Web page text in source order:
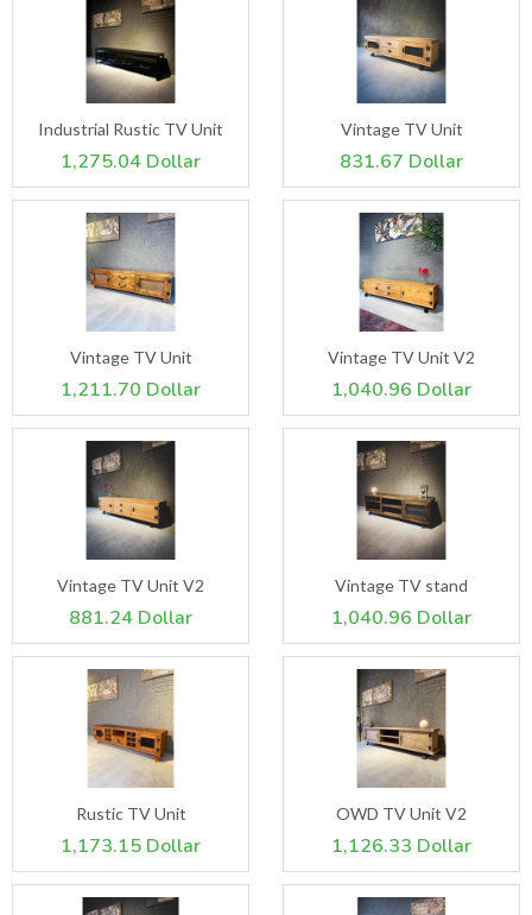
Industrial Rustic TV Unit
1,275.04 Dollar
Vintage TV Unit
831.67 Dollar
Vintage TV Unit
1,211.70 Dollar
Vintage TV Unit V2
1,040.96 Dollar
Vintage TV Unit V2
881.24 Dollar
Vintage TV stand
1,040.96 Dollar
Rustic TV Unit
1,173.15 Dollar
OWD TV Unit V2
1,126.33 Dollar